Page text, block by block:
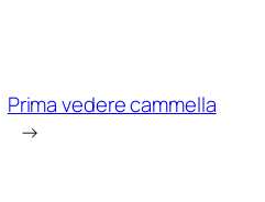
Prima vedere cammella
→